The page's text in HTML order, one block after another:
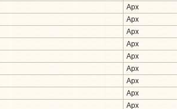
Арх
Арх
Арх
Арх
Арх
Арх
Арх
Арх
Арх